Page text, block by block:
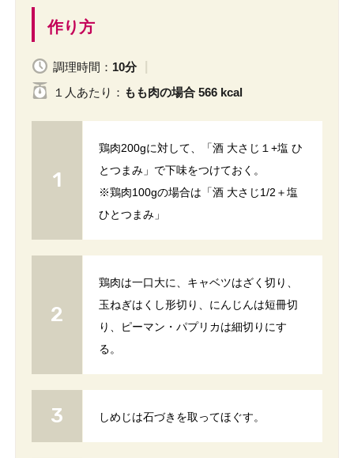
作り方
調理時間： 10分
１人 あたり ： もも肉の場合 566 kcal
鶏肉200gに対して、「酒 大さじ１+塩 ひ
とつまみ」で下味をつけておく。
※鶏肉100gの場合は「酒 大さじ1/2＋塩
ひとつまみ」
鶏肉は一口大に、キャベツはざく切り、
玉ねぎはくし形切り、にんじんは短冊切
り、ピーマン・パプリカは細切りにす
る。
しめじは石づきを取ってほぐす。